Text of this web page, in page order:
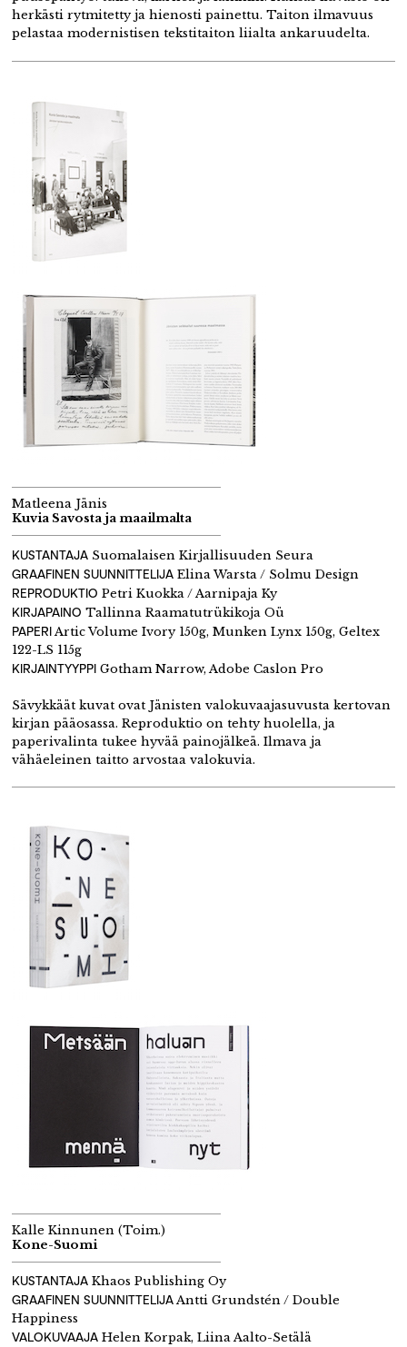
herkästi rytmitetty ja hienosti painettu. Taiton ilmavuus
pelastaa modernistisen tekstitaiton liialta ankaruudelta.
Matleena Jänis
Kuvia Savosta ja maailmalta
KUSTANTAJA Suomalaisen Kirjallisuuden Seura
GRAAFINEN SUUNNITTELIJA Elina Warsta / Solmu Design
REPRODUKTIO Petri Kuokka / Aarnipaja Ky
KIRJAPAINO Tallinna Raamatutrükikoja Oü
PAPERIArtic Volume Ivory 150g, Munken Lynx 150g, Geltex
122-LS 115g
KIRJAINTYYPPI Gotham Narrow, Adobe Caslon Pro
Sävykkäät kuvat ovat Jänisten valokuvaajasuvusta kertovan
kirjan pääosassa. Reproduktio on tehty huolella, ja
paperivalinta tukee hyvää painojälkeä. Ilmava ja
vähäeleinen taitto arvostaa valokuvia.
Kalle Kinnunen (Toim.)
Kone-Suomi
KUSTANTAJA Khaos Publishing Oy
GRAAFINEN SUUNNITTELIJAAntti Grundstén / Double
Happiness
VALOKUVAAJA Helen Korpak, Liina Aalto-Setälä